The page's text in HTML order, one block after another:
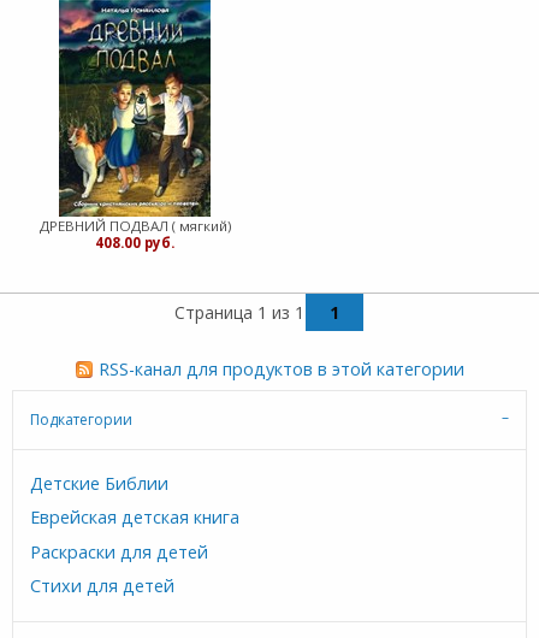
ДРЕВНИЙ ПОДВАЛ ( мягкий)
408.00 руб.
Страница 1 из 1 1
RSS-канал для продуктов в этой категории
Подкатегории
Детские Библии
Еврейская детская книга
Раскраски для детей
Стихи для детей